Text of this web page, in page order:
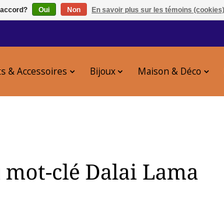
& Accessoires Bijoux Maison & Déco
clé Dalai Lama
Oui Non En savoir plus sur les témoins